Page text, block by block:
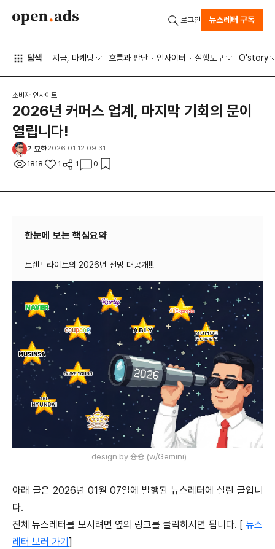
탐색 지금, 마케팅 흐름과 판단 인사이터 실행도구 O'story
로그인 뉴스레터 구독
소비자 인사이트
2026년 커머스 업계, 마지막 기회의 문이
열립니다!
기묘한2026.01.12 09:31
1818 1 1 0
한눈에 보는 핵심요약
design by 슝슝 (w/Gemini)
아래 글은 2026년 01월 07일에 발행된 뉴스레터에 실린 글입니
다.
전체 뉴스레터를 보시려면 옆의 링크를 클릭하시면 됩니다. [ 뉴스
레터 보러 가기 ]